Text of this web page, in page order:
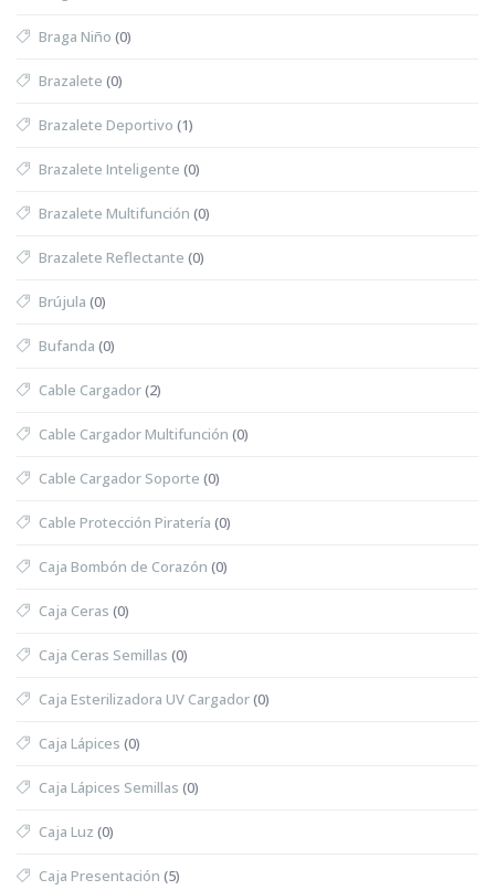
Braga Niño (0)
Brazalete (0)
Brazalete Deportivo (1)
Brazalete Inteligente (0)
Brazalete Multifunción (0)
Brazalete Reflectante (0)
Brújula (0)
Bufanda (0)
Cable Cargador(2)
Cable Cargador Multifunción (0)
Cable Cargador Soporte (0)
Cable Protección Piratería (0)
Caja Bombón de Corazón (0)
Caja Ceras (0)
Caja Ceras Semillas (0)
Caja Esterilizadora UV Cargador(0)
Caja Lápices (0)
Caja Lápices Semillas (0)
Caja Luz (0)
Caja Presentación (5)